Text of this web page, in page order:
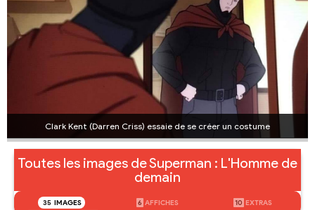
Clark Kent (Darren Criss) essaie de se créer un costume
Toutes les images de Superman : L'Homme de
demain
35 IMAGES 6 AFFICHES 10 EXTRAS